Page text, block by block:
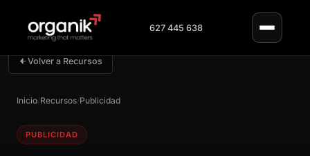
627 445 638
Volver a Recursos
Inicio/Recursos/Publicidad
PUBLICIDAD